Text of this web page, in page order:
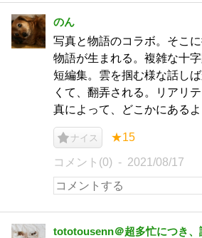
のん
写真と物語のコラボ。そこに
物語が生まれる。複雑な十
短編集。雲を掴む様な話し
くて、翻弄される。リアリ
真によって、どこかにあるよ
ナイス ★15
コメント(0) 2021/08/17
tototousenn＠超多忙につき、